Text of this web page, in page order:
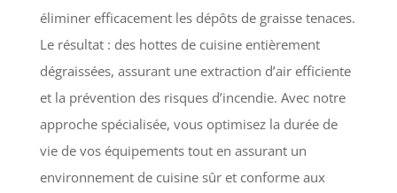
éliminer efficacement les dépôts de graisse tenaces.
Le résultat : des hottes de cuisine entièrement
dégraissées, assurant une extraction d’air efficiente
et la prévention des risques d’incendie. Avec notre
approche spécialisée, vous optimisez la durée de
vie de vos équipements tout en assurant un
environnement de cuisine sûr et conforme aux